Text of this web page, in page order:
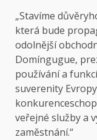
„Stavíme
která bude
odolnější
Domíngugue,
používání a
suverenity
veřejné služby a
zaměstnání.“